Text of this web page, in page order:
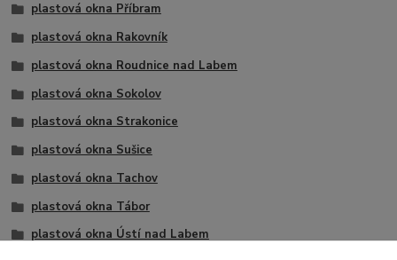
plastová okna Příbram
plastová okna Rakovník
plastová okna Roudnice nad Labem
plastová okna Sokolov
plastová okna Strakonice
plastová okna Sušice
plastová okna Tachov
plastová okna Tábor
plastová okna Ústí nad Labem